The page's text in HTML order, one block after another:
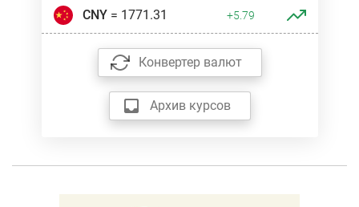
CNY= 1771.31 +5.79
Конвертер валют
Архив курсов